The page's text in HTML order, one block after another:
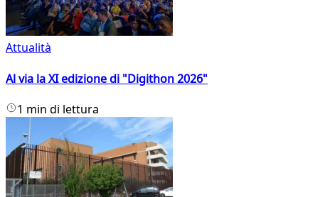
Attualità
Al via la XI edizione di "Digithon 2026"
1 min di lettura